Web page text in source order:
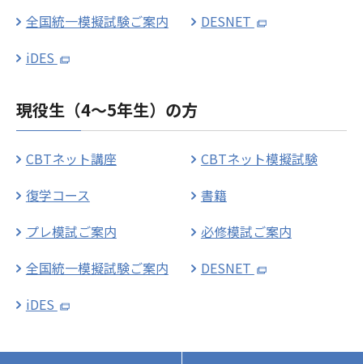
全国統一模擬試験ご案内
DESNET
iDES
現役生（4〜5年生）の方
CBTネット講座
CBTネット模擬試験
復学コース
書籍
プレ模試ご案内
必修模試ご案内
全国統一模擬試験ご案内
DESNET
iDES